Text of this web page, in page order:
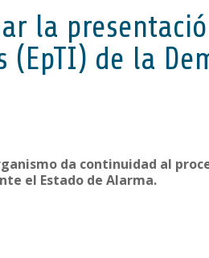
la
de la
da continuidad al
el Estado de Alarma.